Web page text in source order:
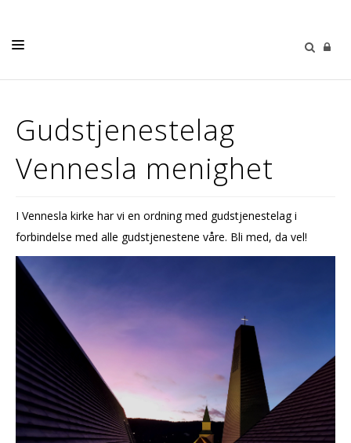
NYHETER
VÅRE MENIGHETER
PÅMELDING
Gudstjenestelag
Vennesla menighet
I Vennesla kirke har vi en ordning med gudstjenestelag i
forbindelse med alle gudstjenestene våre. Bli med, da vel!